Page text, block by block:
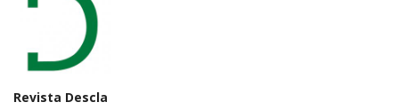
Revista Descla